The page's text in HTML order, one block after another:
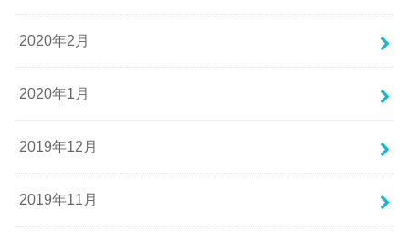
2020年2月
2020年1月
2019年12月
2019年11月